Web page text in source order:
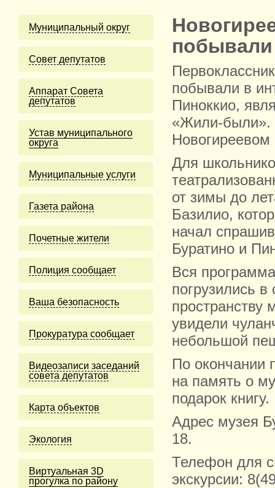
Муниципальный округ
Cовет депутатов
Аппарат Совета
депутатов
Устав муниципального
округа
Муниципальные услуги
Газета района
Почетные жители
Полиция сообщает
Ваша безопасность
Прокуратура сообщает
Видеозаписи заседаний
совета депутатов
Карта объектов
Экология
Виртуальная 3D
прогулка по району
побывали
побывали в
Пиноккио,
«Жили-были».
Для
от зимы до
Базилио,
начал
Буратино и
Вся
погрузились
увидели
небольшой
По окончании
на память о
подарок книгу.
Адрес музея
18.
Телефон для
экскурсии: